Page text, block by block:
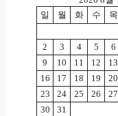
일
월 화 수 목
2
3 4 5 6
9
10 11 12 13
16
17 18 19 20
23
24 25 26 27
30
31